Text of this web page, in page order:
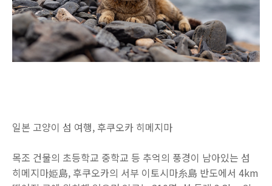
일본 고양이 섬 여행, 후쿠오카 히메지마
목조 건물의 초등학교 중학교 등 추억의 풍경이 남아있는 섬
히메지마姫島, 후쿠오카의 서부 이토시마糸島 반도에서 4km